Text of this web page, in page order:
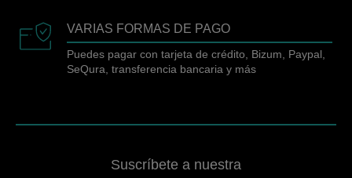
VARIAS FORMAS DE PAGO
Puedes pagar con tarjeta de crédito, Bizum, Paypal,
SeQura, transferencia bancaria y más
Suscríbete a nuestra